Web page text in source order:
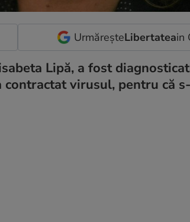
UrmăreșteLibertateain
Lipă, a fost
contractat virusul, pentru că